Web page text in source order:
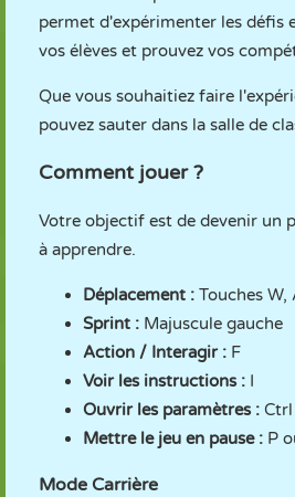
permet d'expérimenter les défis
vos élèves et prouvez vos
Que vous souhaitiez faire
pouvez sauter dans la salle de
Comment jouer ?
Votre objectif est de devenir un
à apprendre.
Déplacement : Touches W,
Sprint : Majuscule gauche
Action / Interagir : F
Voir les instructions : I
Ouvrir les paramètres : Ctrl
Mettre le jeu en pause : P
Mode Carrière